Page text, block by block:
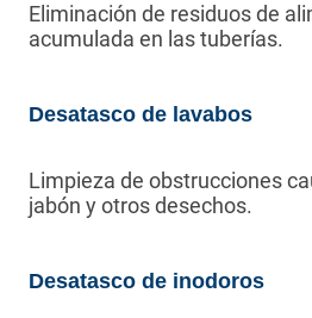
Eliminación de residuos de
acumulada en las tuberías.
Desatasco de lavabos
Limpieza de obstrucciones
jabón y otros desechos.
Desatasco de inodoros